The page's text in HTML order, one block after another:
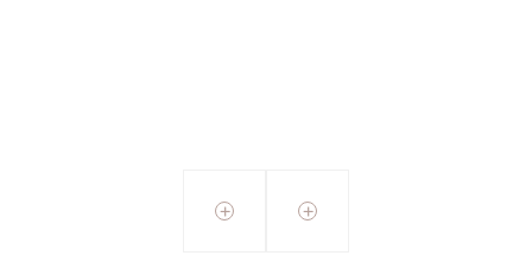
+ +